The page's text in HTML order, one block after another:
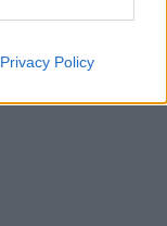
Privacy Policy